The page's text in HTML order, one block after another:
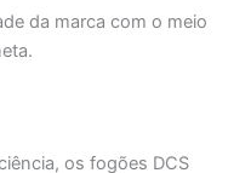
da marca com o meio
os fogões DCS